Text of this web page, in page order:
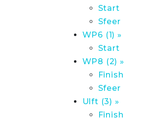
Start
Sfeer
WP6 (1) »
Start
WP8 (2) »
Finish
Sfeer
Ulft (3) »
Finish